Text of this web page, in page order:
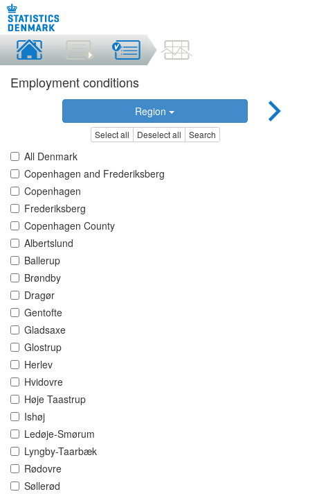
Employment conditions
Region
Select all Deselect all Search
All Denmark
Copenhagen and Frederiksberg
Copenhagen
Frederiksberg
Copenhagen County
Albertslund
Ballerup
Brøndby
Dragør
Gentofte
Gladsaxe
Glostrup
Herlev
Hvidovre
Høje Taastrup
Ishøj
Ledøje-Smørum
Lyngby-Taarbæk
Rødovre
Søllerød